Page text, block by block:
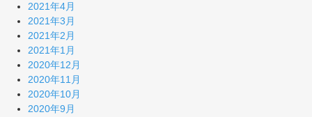
2021年4月
2021年3月
2021年2月
2021年1月
2020年12月
2020年11月
2020年10月
2020年9月